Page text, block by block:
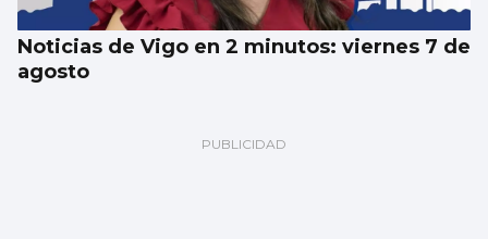
Noticias de Vigo en 2 minutos: viernes 7 de
agosto